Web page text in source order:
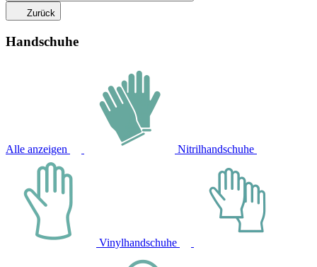
Zurück
Handschuhe
Alle anzeigen Nitrilhandschuhe
Vinylhandschuhe